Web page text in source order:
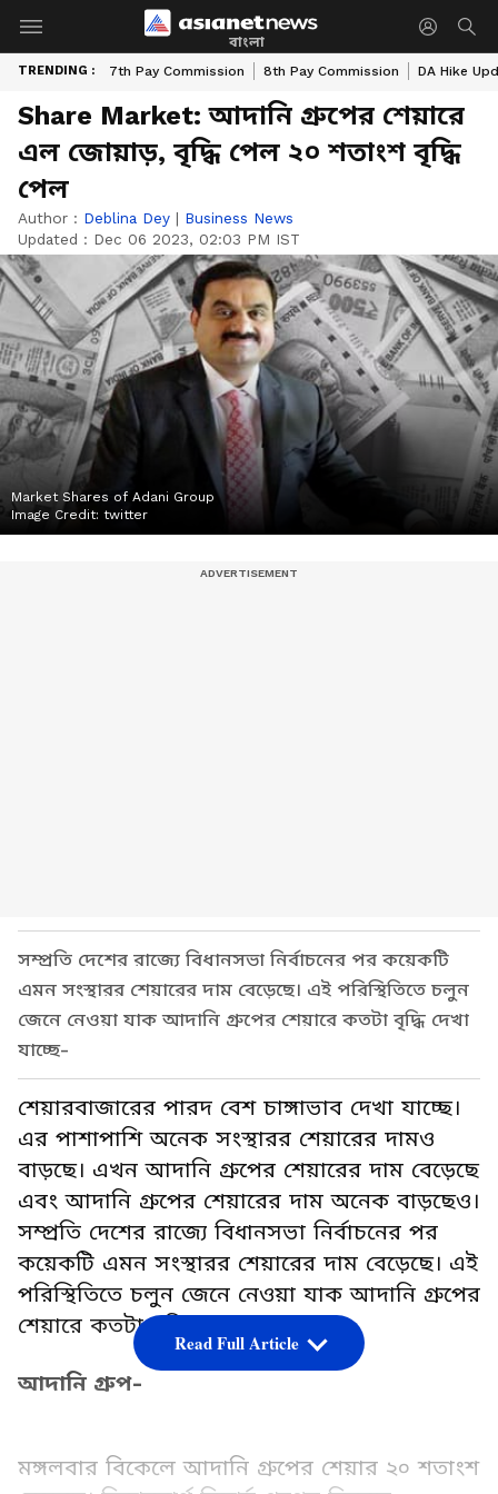
বাংলা
TRENDING : 7th Pay Commission 8th Pay Commission DA Hike
Share Market: আদানি গ্রুপের শেয়ারে
এল জোয়াড়, বৃদ্ধি পেল ২০ শতাংশ বৃদ্ধি
পেল
Author : Deblina Dey | Business News
Updated : Dec 06 2023, 02:03 PM IST
Market Shares of Adani Group
Image Credit: twitter
সম্প্রতি দেশের রাজ্যে বিধানসভা নির্বাচনের পর কয়েকটি
এমন সংস্থারর শেয়ারের দাম বেড়েছে। এই পরিস্থিতিতে চলুন
জেনে নেওয়া যাক আদানি গ্রুপের শেয়ারে কতটা বৃদ্ধি দেখা
যাচ্ছে-
শেয়ারবাজারের পারদ বেশ চাঙ্গাভাব দেখা যাচ্ছে।
এর পাশাপাশি অনেক সংস্থারর শেয়ারের দামও
বাড়ছে। এখন আদানি গ্রুপের শেয়ারের দাম বেড়েছে
এবং আদানি গ্রুপের শেয়ারের দাম অনেক বাড়ছেও।
সম্প্রতি দেশের রাজ্যে বিধানসভা নির্বাচনের পর
কয়েকটি এমন সংস্থারর শেয়ারের দাম বেড়েছে। এই
পরিস্থিতিতে চলুন জেনে নেওয়া যাক আদানি গ্রুপের
শেয়ারে কতটা বৃদ্ধি দেখা যাচ্ছে-
আদানি গ্রুপ-
মঙ্গলবার বিকেলে আদানি গ্রুপের শেয়ার ২০ শতাংশ
Read Full Article